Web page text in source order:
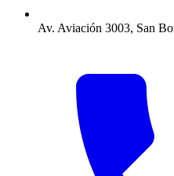
Av. Aviación 3003, San